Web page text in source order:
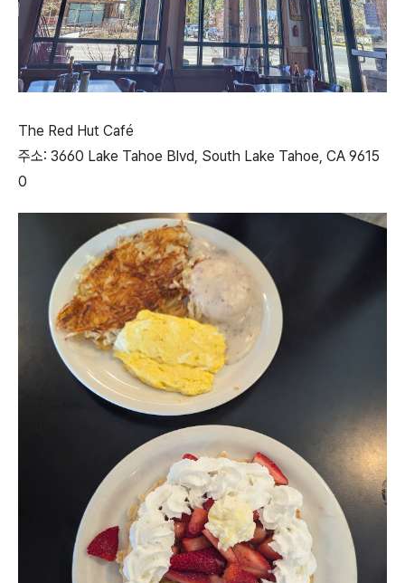
The Red Hut Café
주소: 3660 Lake Tahoe Blvd, South Lake Tahoe, CA 9615
0